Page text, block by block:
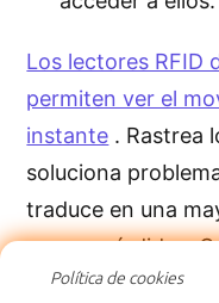
Los lectores RFID
permiten ver el
instante . Rastrea
soluciona
traduce en una
menos pérdidas.
compra y vende.
Política de cookies